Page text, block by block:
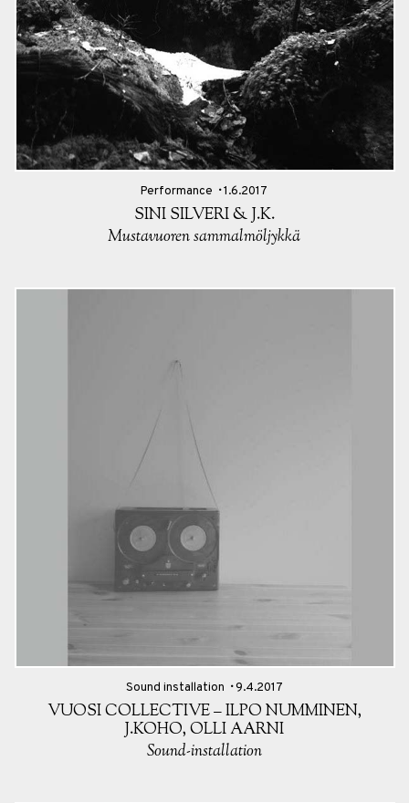
Performance 1.6.2017
SINI SILVERI & J.K.
Mustavuoren sammalmöljykkä
Sound installation 9.4.2017
VUOSI COLLECTIVE – ILPO NUMMINEN,
J.KOHO, OLLI AARNI
Sound-installation